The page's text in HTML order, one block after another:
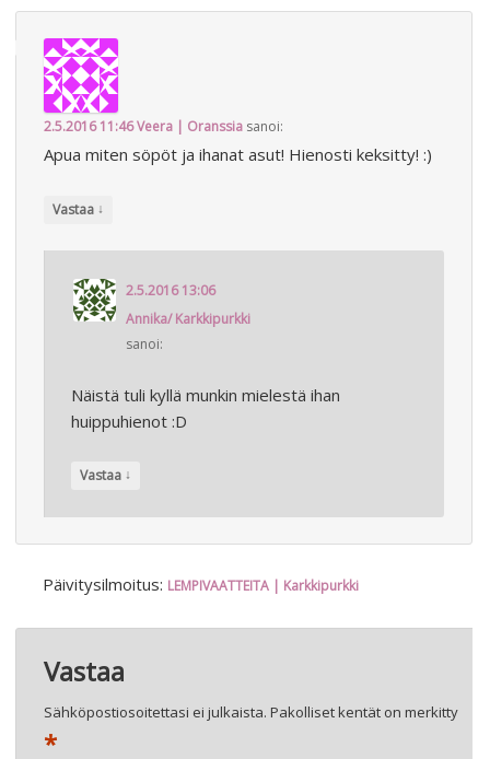
2.5.2016 11:46Veera | Oranssia sanoi:
Apua miten söpöt ja ihanat asut! Hienosti keksitty! :)
Vastaa ↓
2.5.2016 13:06
Annika/ Karkkipurkki
sanoi:
Näistä tuli kyllä munkin mielestä ihan
huippuhienot :D
Vastaa ↓
Päivitysilmoitus: LEMPIVAATTEITA | Karkkipurkki
Vastaa
Sähköpostiosoitettasi ei julkaista. Pakolliset kentät on merkitty
*